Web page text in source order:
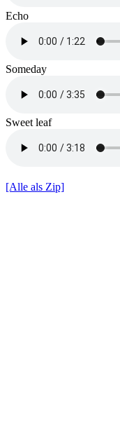
Echo
Someday
Sweet leaf
[Alle als Zip]